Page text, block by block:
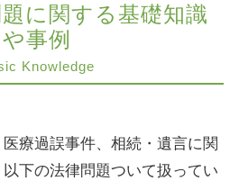
に関する基礎知識
や事例
Knowledge
療過誤事件、相続・遺言に関
下の法律問題ついて扱ってい